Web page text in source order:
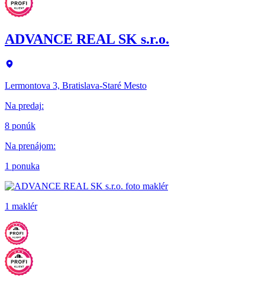
ADVANCE REAL SK s.r.o.
Lermontova 3, Bratislava-Staré Mesto
Na predaj:
8 ponúk
Na prenájom:
1 ponuka
1 maklér